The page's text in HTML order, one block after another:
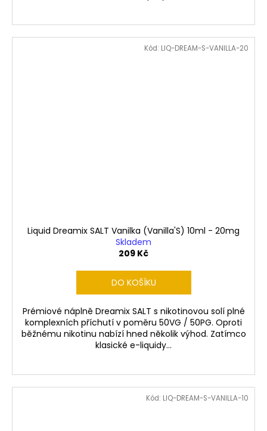
Liquid Dreamix SALT Vanilka (Vanilla'S) 10ml - 20mg
Skladem
209 Kč
DO KOŠÍKU
Prémiové náplně Dreamix SALT s nikotinovou solí plné
komplexních příchutí v poměru 50VG / 50PG. Oproti
běžnému nikotinu nabízí hned několik výhod. Zatímco
klasické e-liquidy...
Kód: LIQ-DREAM-S-VANILLA-20
Kód: LIQ-DREAM-S-VANILLA-10